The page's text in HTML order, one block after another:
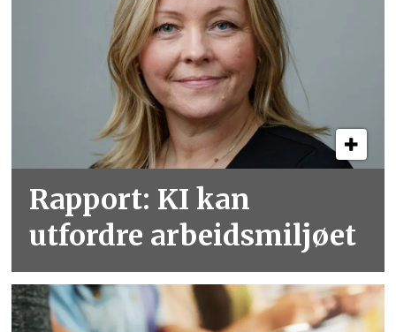
Rapport: KI kan
utfordre arbeidsmiljøet